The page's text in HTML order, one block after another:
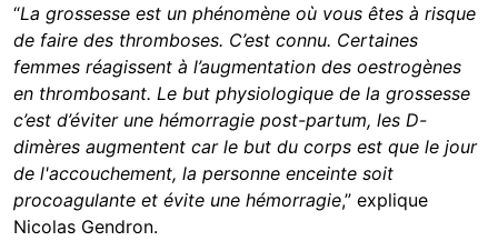
“La grossesse est un phénomène où vous êtes à risque
de faire des thromboses. C’est connu. Certaines
femmes réagissent à l’augmentation des oestrogènes
en thrombosant. Le but physiologique de la grossesse
c’est d’éviter une hémorragie post-partum, les D-
dimères augmentent car le but du corps est que le jour
de l'accouchement, la personne enceinte soit
procoagulante et évite une hémorragie,” explique
Nicolas Gendron.